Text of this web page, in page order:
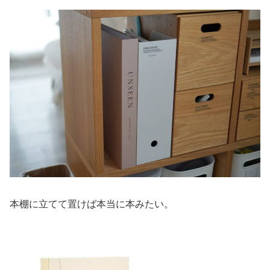
本棚に立てて置けば本当に本みたい。